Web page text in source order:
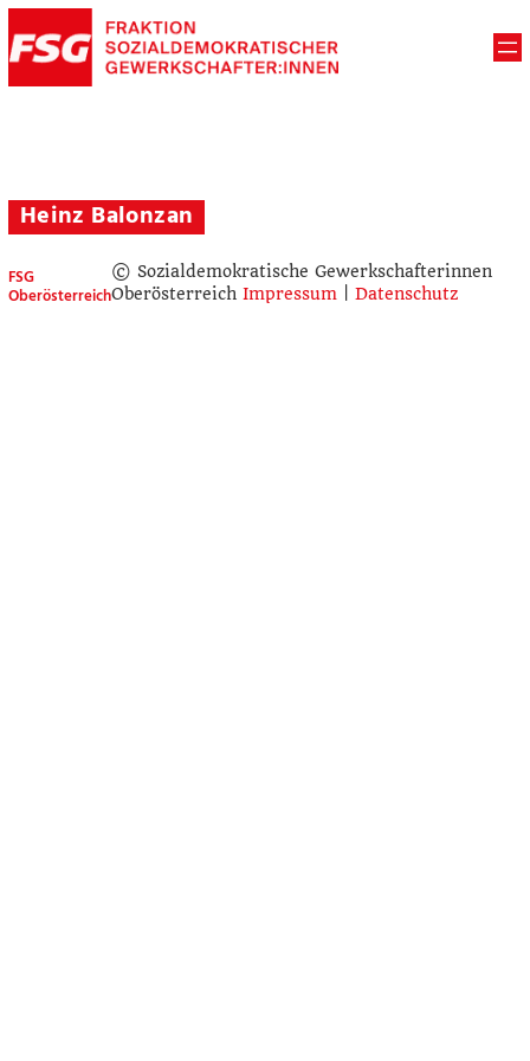
Heinz Balonzan
FSG
Oberösterreich
© Sozialdemokratische Gewerkschafterinnen
Oberösterreich Impressum| Datenschutz